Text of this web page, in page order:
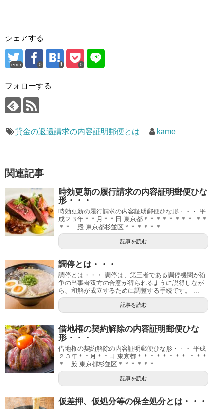
シェアする
error 0 0
フォローする
貸金の返還請求の内容証明郵便とは kame
関連記事
時効更新の履行請求の内容証明郵便ひな
形・・・
時効更新の履行請求の内容証明郵便ひな形・・・ 平
成２３年＊＊月＊＊日 東京都＊＊＊＊＊＊＊＊ ＊＊
＊＊ 殿 東京都杉並区＊＊＊＊＊＊...
記事を読む
調停とは・・・
調停とは・・・ 調停は、第三者である調停機関が紛
争の当事者双方の合意が得られるように説得しなが
ら、和解が成立するために調整する手続です。 ...
記事を読む
借地権の契約解除の内容証明郵便ひな
形・・・
借地権の契約解除の内容証明郵便ひな形・・・ 平成
２３年＊＊月＊＊日 東京都＊＊＊＊＊＊＊＊ ＊＊＊
＊ 殿 東京都杉並区＊＊＊＊＊＊ ...
記事を読む
仮差押、仮処分等の保全処分とは・・・